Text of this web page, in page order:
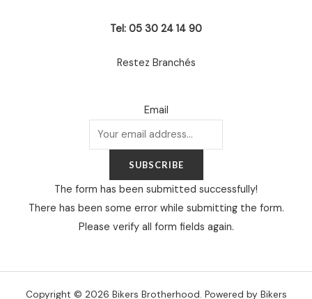
Tel: 05 30 24 14 90
Restez Branchés
Email
SUBSCRIBE
The form has been submitted successfully!
There has been some error while submitting the form.
Please verify all form fields again.
Copyright © 2026 Bikers Brotherhood. Powered by Bikers